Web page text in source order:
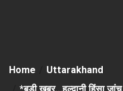
Home
Uttarakhand